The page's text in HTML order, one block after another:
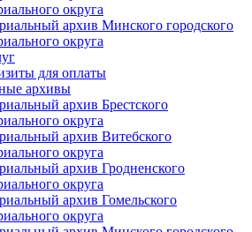
округа
архив Минского городского
округа
для оплаты
архивы
архив Брестского
округа
архив Витебского
округа
архив Гродненского
округа
архив Гомельского
округа